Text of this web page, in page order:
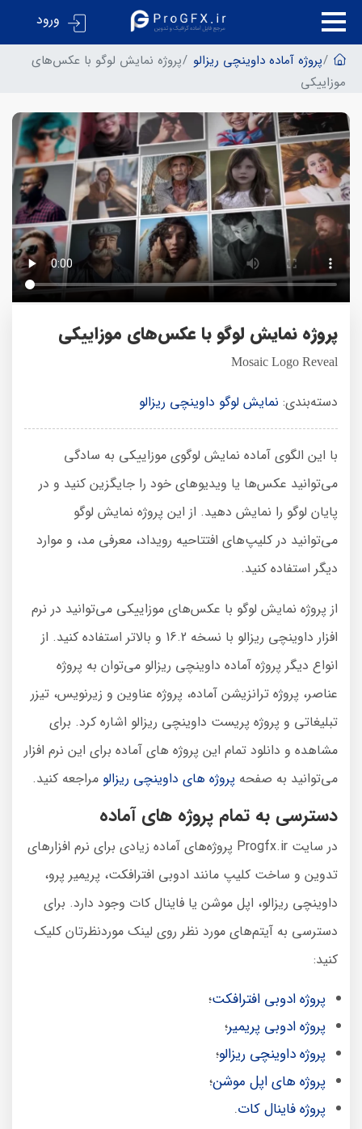
ورود
پروژه آماده داوینچی ریزالو
پروژه نمایش لوگو با عکس‌های
موزاییکی
پروژه نمایش لوگو با عکس‌های موزاییکی
Mosaic Logo Reveal
دسته‌بندی: نمایش لوگو داوینچی ریزالو
با این الگوی آماده نمایش لوگوی موزاییکی به سادگی
می‌توانید عکس‌ها یا ویدیوهای خود را جایگزین کنید و در
پایان لوگو را نمایش دهید. از این پروژه نمایش لوگو
می‌توانید در کلیپ‌های افتتاحیه رویداد، معرفی مد، و موارد
دیگر استفاده کنید.
از پروژه نمایش لوگو با عکس‌های موزاییکی می‌توانید در نرم
افزار داوینچی ریزالو با نسخه 16.2 و بالاتر استفاده کنید. از
انواع دیگر پروژه آماده داوینچی ریزالو می‌توان به پروژه
عناصر، پروژه ترانزیشن آماده، پروژه عناوین و زیرنویس، تیزر
تبلیغاتی و پروژه پریست داوینچی ریزالو اشاره کرد. برای
مشاهده و دانلود تمام این پروژه های آماده برای این نرم افزار
می‌توانید به صفحه پروژه های داوینچی ریزالو مراجعه کنید.
دسترسی به تمام پروژه های آماده
در سایت Progfx.ir پروژه‌های آماده زیادی برای نرم افزارهای
تدوین و ساخت کلیپ مانند ادوبی افترافکت، پریمیر پرو،
داوینچی ریزالو، اپل موشن یا فاینال کات وجود دارد. برای
دسترسی به آیتم‌های مورد نظر روی لینک موردنظرتان کلیک
کنید:
پروژه ادوبی افترافکت؛
پروژه ادوبی پریمیر؛
پروژه داوینچی ریزالو؛
پروژه های اپل موشن؛
پروژه فاینال کات.